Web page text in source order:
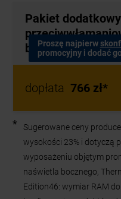
Sugerowane ceny
wyposażeniu objętym
naświetla bocznego,
konfiguracje produktów
obejmują wykonania
odpadów. Ostateczna
obniżeniu przy
w przypadkach, w których